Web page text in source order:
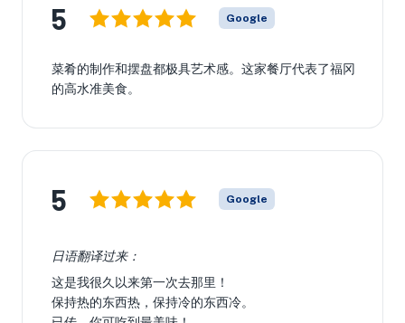
5 Google
菜肴的制作和摆盘都极具艺术感。这家餐厅代表了福冈
的高水准美食。
5 Google
日语翻译过来：
这是我很久以来第一次去那里！
保持热的东西热，保持冷的东西冷。